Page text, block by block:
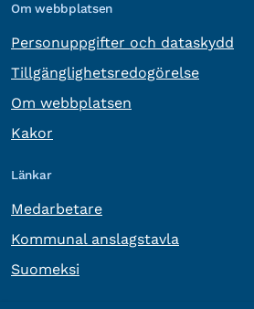
Om webbplatsen
Personuppgifter och dataskydd
Tillgänglighetsredogörelse
Om webbplatsen
Kakor
Länkar
Medarbetare
Kommunal anslagstavla
Suomeksi